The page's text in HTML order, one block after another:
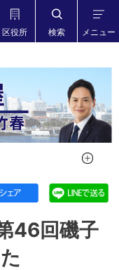
区役所 検索 メニュー
しました
現在位
46回磯子